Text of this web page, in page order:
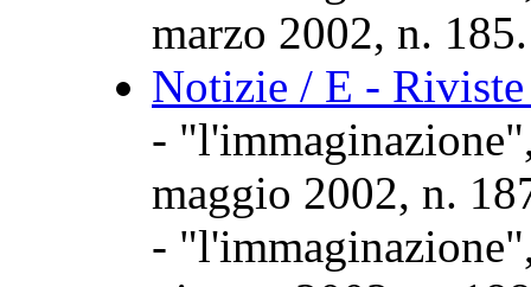
marzo 2002, n. 185.
Notizie / E -
-
maggio 2002, n.
-